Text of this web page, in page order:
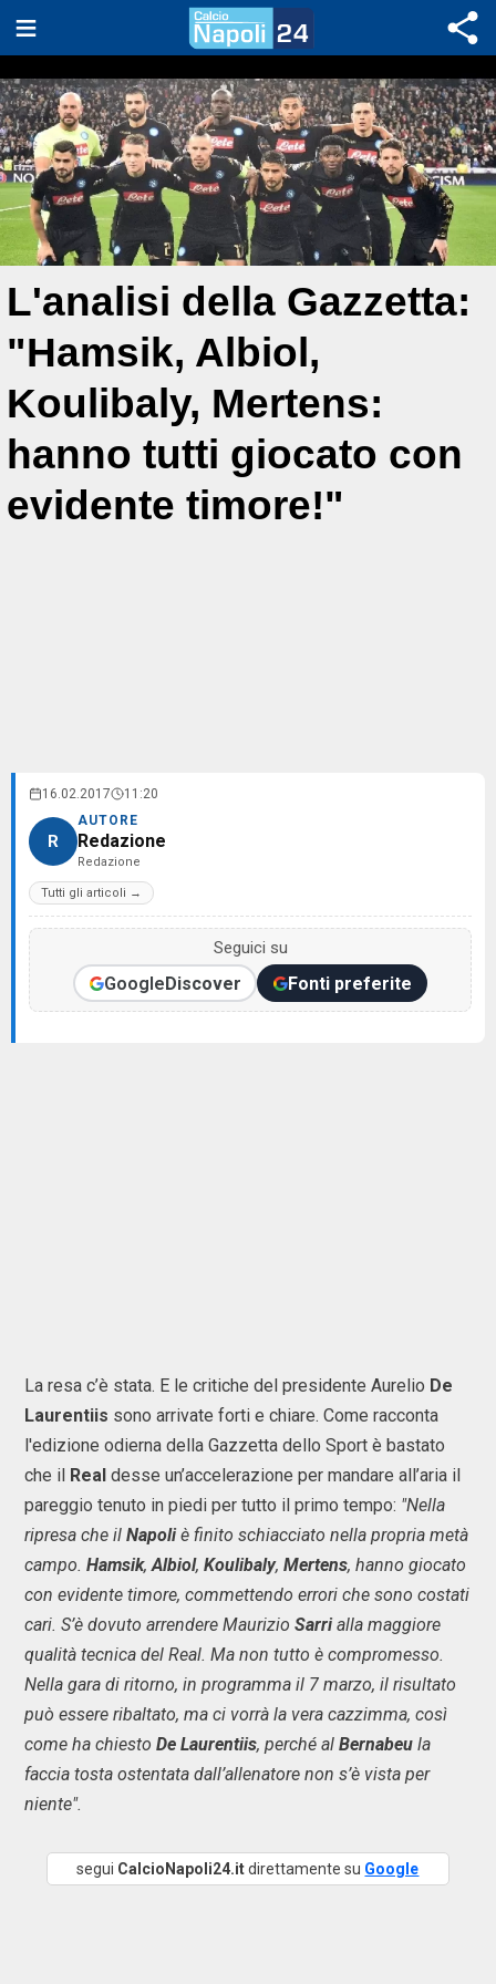
L'analisi della Gazzetta:
"Hamsik, Albiol,
Koulibaly, Mertens:
hanno tutti giocato con
evidente timore!"
16.02.2017 11:20
R
AUTORE
Redazione
Redazione
Tutti gli articoli →
Seguici su
GoogleDiscover Fonti preferite
La resa c’è stata. E le critiche del presidente Aurelio De
Laurentiis sono arrivate forti e chiare. Come racconta
l'edizione odierna della Gazzetta dello Sport è bastato
che il Real desse un’accelerazione per mandare all’aria il
pareggio tenuto in piedi per tutto il primo tempo: "Nella
ripresa che il Napoliè finito schiacciato nella propria metà
campo. Hamsik,Albiol, Koulibaly, Mertens, hanno giocato
con evidente timore, commettendo errori che sono costati
cari. S’è dovuto arrendere Maurizio Sarrialla maggiore
qualità tecnica del Real. Ma non tutto è compromesso.
Nella gara di ritorno, in programma il 7 marzo, il risultato
può essere ribaltato, ma ci vorrà la vera cazzimma, così
come ha chiesto De Laurentiis, perché al Bernabeu la
faccia tosta ostentata dall’allenatore non s’è vista per
niente".
segui CalcioNapoli24.itdirettamente su Google